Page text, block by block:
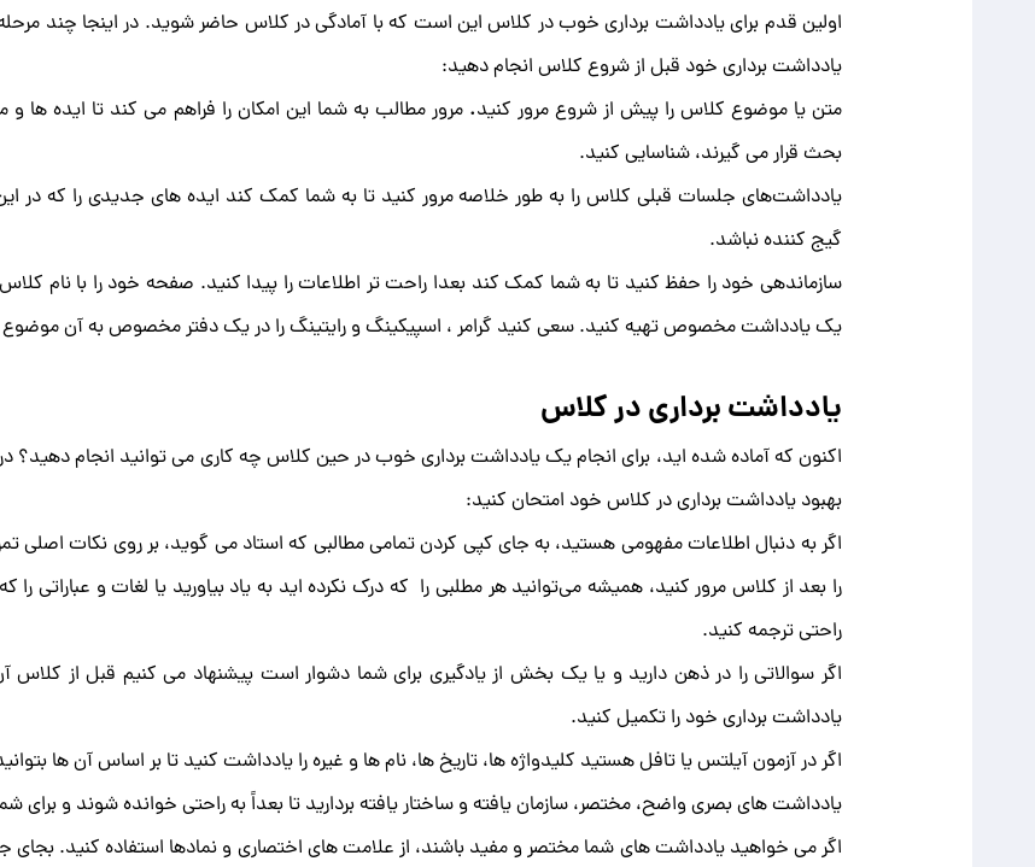
اولین قدم برای یادداشت برداری خوب در کلاس این است که با آمادگی در کلاس حاضر شوید. در اینجا چند مرحله
یادداشت برداری خود قبل از شروع کلاس انجام دهید:
متن یا موضوع کلاس را پیش از شروع مرور کنید. مرور مطالب به شما این امکان را فراهم می کند تا ایده ها
بحث قرار می گیرند، شناسایی کنید.
یادداشت‌های جلسات قبلی کلاس را به طور خلاصه مرور کنید تا به شما کمک کند ایده‌ های جدیدی را که در
گیج کننده نباشد.
سازماندهی خود را حفظ کنید تا به شما کمک کند بعدا راحت تر اطلاعات را پیدا کنید. صفحه خود را با نام
یک یادداشت مخصوص تهیه کنید. سعی کنید گرامر ، اسپیکینگ و رایتینگ را در یک دفتر مخصوص به آن موضوع
یادداشت برداری در کلاس
اکنون که آماده شده اید، برای انجام یک یادداشت برداری خوب در حین کلاس چه کاری می توانید انجام دهید؟
بهبود یادداشت برداری در کلاس خود امتحان کنید:
اگر به دنبال اطلاعات مفهومی هستید، به جای کپی کردن تمامی مطالبی که استاد می گوید، بر روی نکات اصلی
را بعد از کلاس مرور کنید، همیشه می‌توانید هر مطلبی را که درک نکرده اید به یاد بیاورید یا لغات و عباراتی
راحتی ترجمه کنید.
اگر سوالاتی را در ذهن دارید و یا یک بخش از یادگیری برای شما دشوار است پیشنهاد می کنیم قبل از کلاس
یادداشت برداری خود را تکمیل کنید.
اگر در آزمون آیلتس یا تافل هستید کلیدواژه ‌ها، تاریخ ‌ها، نام ‌ها و غیره را یادداشت کنید تا بر اساس آن ها
یادداشت های بصری واضح، مختصر، سازمان یافته و ساختار یافته بردارید تا بعداً به راحتی خوانده شوند و برای
اگر می خواهید یادداشت های شما مختصر و مفید باشند، از علامت های اختصاری و نمادها استفاده کنید.